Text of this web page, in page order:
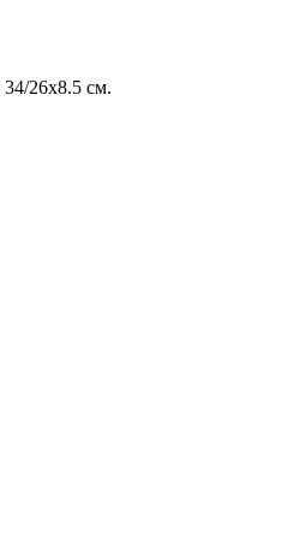
26х8.5 см.